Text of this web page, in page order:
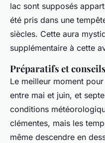
lac sont supposés
été pris dans une
siècles. Cette aura
supplémentaire à cette
Préparatifs et conseils
Le meilleur moment
entre mai et juin, et
conditions
clémentes, mais les
même descendre en